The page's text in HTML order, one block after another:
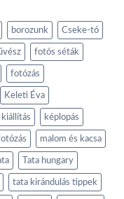
borozunk Cseke-tó
fotós séták
fotózás
Keleti Éva
kiállítás képlopás
malom és kacsa
Tata hungary
tata kirándulás tippek